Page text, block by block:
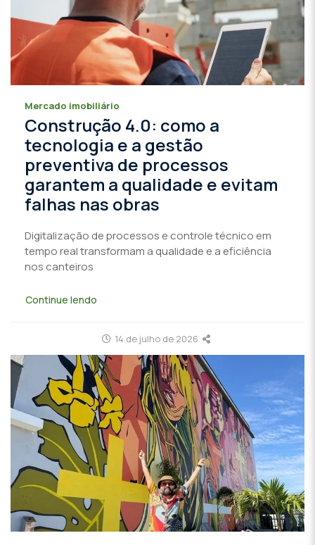
Mercado imobiliário
Construção 4.0: como a
tecnologia e a gestão
preventiva de processos
garantem a qualidade e evitam
falhas nas obras
Digitalização de processos e controle técnico em
tempo real transformam a qualidade e a eficiência
nos canteiros
Continue lendo
14 de julho de 2026